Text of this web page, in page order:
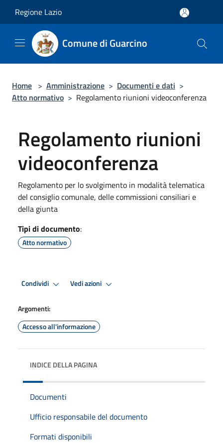
Regione Lazio
Comune di Guarcino
Home > Amministrazione > Documenti e dati >
Atto normativo > Regolamento riunioni videoconferenza
Regolamento riunioni
videoconferenza
Regolamento per lo svolgimento in modalità telematica
del consiglio comunale, delle commissioni consiliari e
della giunta
Tipi di documento:
Atto normativo
Condividi Vedi azioni
Argomenti:
Accesso all'informazione
INDICE DELLA PAGINA
Documenti
Ufficio responsabile del documento
Formati disponibili